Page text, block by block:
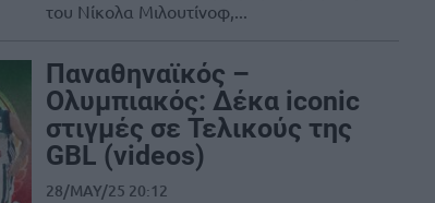
του Νίκολα Μιλουτίνοφ,...
Παναθηναϊκός –
Ολυμπιακός: Δέκα iconic
στιγμές σε Τελικούς της
GBL (videos)
28/MAY/25 20:12